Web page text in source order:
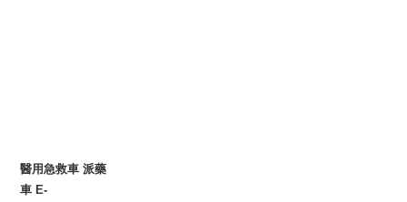
醫用急救車 派藥
車 E-